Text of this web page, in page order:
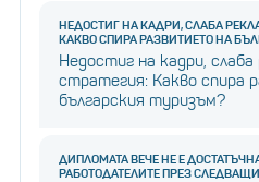
НЕДОСТИГ НА КАДРИ, СЛАБА
КАКВО СПИРА РАЗВИТИЕТО НА
Недостиг на кадри, слаба
стратегия: Какво спира
българския туризъм?
ДИПЛОМАТА ВЕЧЕ НЕ Е
РАБОТОДАТЕЛИТЕ ПРЕЗ